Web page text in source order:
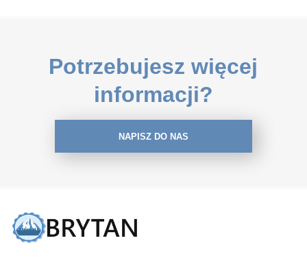
Potrzebujesz więcej
informacji?
NAPISZ DO NAS